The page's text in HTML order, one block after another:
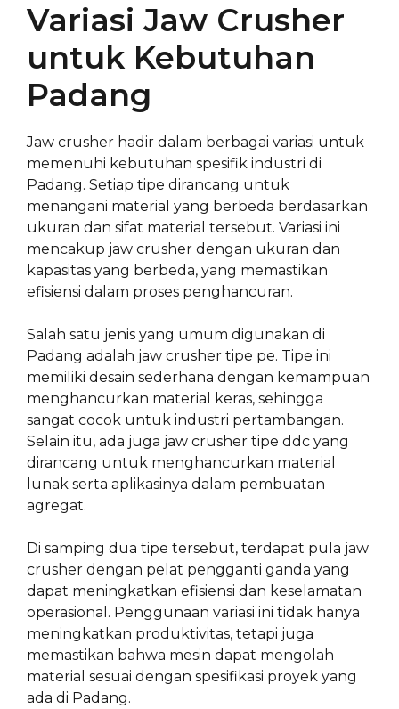
Variasi Jaw Crusher
untuk Kebutuhan
Padang
Jaw crusher hadir dalam berbagai variasi untuk
memenuhi kebutuhan spesifik industri di
Padang. Setiap tipe dirancang untuk
menangani material yang berbeda berdasarkan
ukuran dan sifat material tersebut. Variasi ini
mencakup jaw crusher dengan ukuran dan
kapasitas yang berbeda, yang memastikan
efisiensi dalam proses penghancuran.
Salah satu jenis yang umum digunakan di
Padang adalah jaw crusher tipe pe. Tipe ini
memiliki desain sederhana dengan kemampuan
menghancurkan material keras, sehingga
sangat cocok untuk industri pertambangan.
Selain itu, ada juga jaw crusher tipe ddc yang
dirancang untuk menghancurkan material
lunak serta aplikasinya dalam pembuatan
agregat.
Di samping dua tipe tersebut, terdapat pula jaw
crusher dengan pelat pengganti ganda yang
dapat meningkatkan efisiensi dan keselamatan
operasional. Penggunaan variasi ini tidak hanya
meningkatkan produktivitas, tetapi juga
memastikan bahwa mesin dapat mengolah
material sesuai dengan spesifikasi proyek yang
ada di Padang.